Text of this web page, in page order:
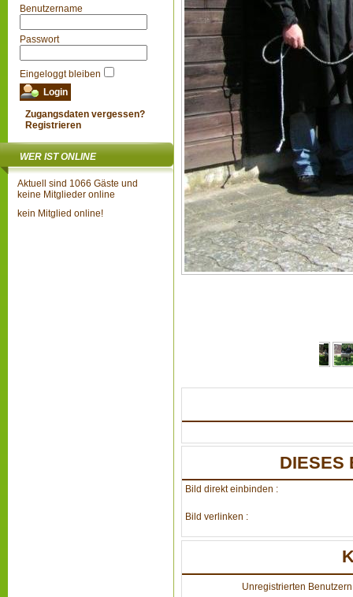
Benutzername
Passwort
Eingeloggt bleiben
Zugangsdaten vergessen?
Registrieren
WER IST ONLINE
Aktuell sind 1066 Gäste und
keine Mitglieder online
kein Mitglied online!
DIESES
Bild direkt einbinden :
Bild verlinken :
Unregistrierten